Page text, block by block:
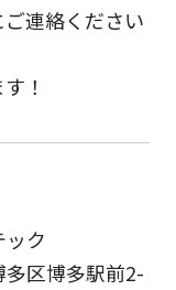
連絡ください
！
ク
区博多駅前2-